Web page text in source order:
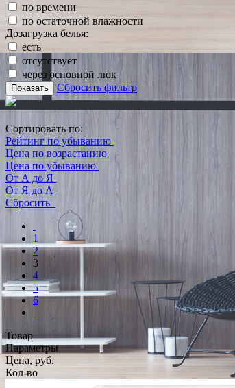
по времени
по остаточной влажности
Дозагрузка белья:
есть
отсутствует
через основной люк
Показать Сбросить фильтр
Сортировать по:
Рейтинг по убыванию
Цена по возрастанию
Цена по убыванию
От А до Я
От Я до А
Сбросить
1
2
3
4
5
6
Товар
Параметры
Цена, руб.
Кол-во